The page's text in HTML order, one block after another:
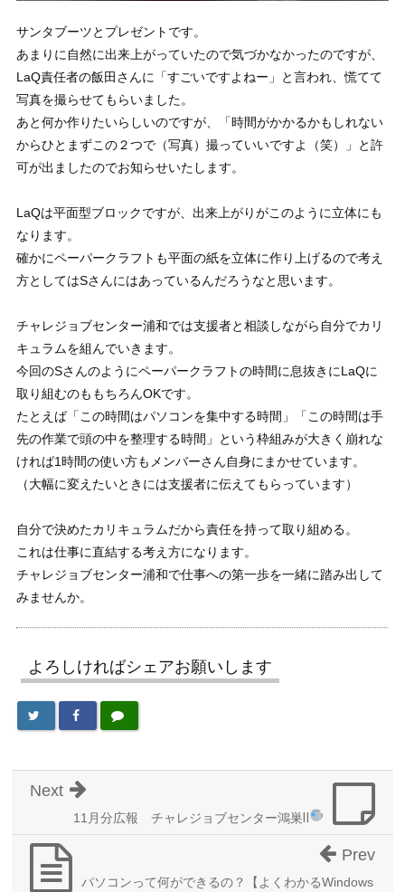
サンタブーツとプレゼントです。
あまりに自然に出来上がっていたので気づかなかったのですが、
LaQ責任者の飯田さんに「すごいですよねー」と言われ、慌てて
写真を撮らせてもらいました。
あと何か作りたいらしいのですが、「時間がかかるかもしれない
からひとまずこの２つで（写真）撮っていいですよ（笑）」と許
可が出ましたのでお知らせいたします。
LaQは平面型ブロックですが、出来上がりがこのように立体にも
なります。
確かにペーパークラフトも平面の紙を立体に作り上げるので考え
方としてはSさんにはあっているんだろうなと思います。
チャレジョブセンター浦和では支援者と相談しながら自分でカリ
キュラムを組んでいきます。
今回のSさんのようにペーパークラフトの時間に息抜きにLaQに
取り組むのももちろんOKです。
たとえば「この時間はパソコンを集中する時間」「この時間は手
先の作業で頭の中を整理する時間」という枠組みが大きく崩れな
ければ1時間の使い方もメンバーさん自身にまかせています。
（大幅に変えたいときには支援者に伝えてもらっています）
自分で決めたカリキュラムだから責任を持って取り組める。
これは仕事に直結する考え方になります。
チャレジョブセンター浦和で仕事への第一歩を一緒に踏み出して
みませんか。
よろしければシェアお願いします
11月分広報 チャレジョブセンター鴻巣Ⅱ
Next
パソコンって何ができるの？【よくわかるWindows
Prev